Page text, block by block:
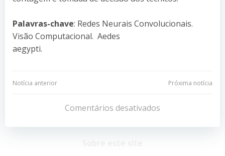
Palavras-chave: Redes Neurais Convolucionais.
Visão Computacional. Aedes
aegypti.
Navegação
Post
Notícia anterior
Navegação
de
Post
Próxima notícia
Comentários desativados